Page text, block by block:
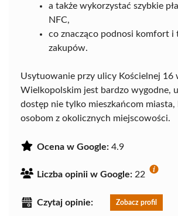
a także wykorzystać szybkie
NFC,
co znacząco podnosi komfort i
zakupów.
Usytuowanie przy ulicy Kościelnej 16
Wielkopolskim jest bardzo wygodne,
dostęp nie tylko mieszkańcom miasta,
osobom z okolicznych miejscowości.
Ocena w Google: 4.9
Liczba opinii w Google: 22
Czytaj opinie: Zobacz profil